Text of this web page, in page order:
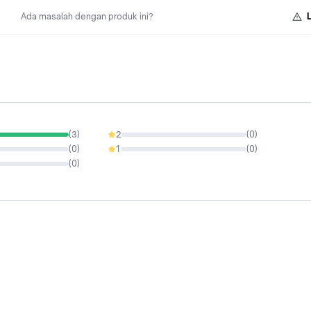
Ada masalah dengan produk ini?
(3)
(0)
(0)
2 (0)
0%
1 (0)
0%